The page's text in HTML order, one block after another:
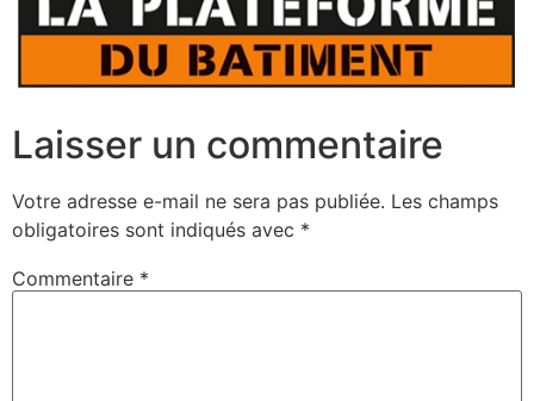
Laisser un commentaire
Votre adresse e-mail ne sera pas publiée. Les champs
obligatoires sont indiqués avec *
Commentaire *